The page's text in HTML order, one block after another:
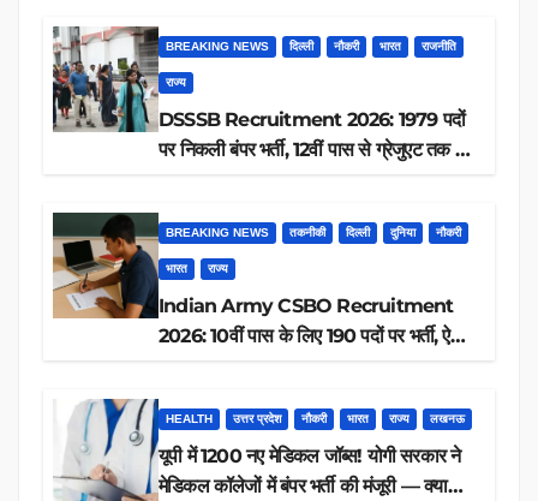
BREAKING NEWS दिल्ली नौकरी भारत राजनीति
राज्य
DSSSB Recruitment 2026: 1979 पदों
पर निकली बंपर भर्ती, 12वीं पास से ग्रेजुएट तक करें
BREAKING NEWS तकनीकी दिल्ली दुनिया नौकरी
भारत राज्य
Indian Army CSBO Recruitment
2026: 10वीं पास के लिए 190 पदों पर भर्ती, ऐसे
HEALTH उत्तर प्रदेश नौकरी भारत राज्य लखनऊ
यूपी में 1200 नए मेडिकल जॉब्स! योगी सरकार ने
मेडिकल कॉलेजों में बंपर भर्ती की मंजूरी — क्या